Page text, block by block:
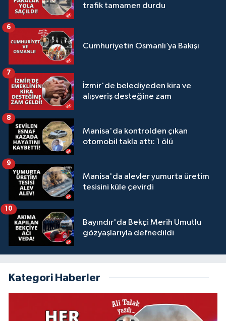
trafik tamamen durdu
Cumhuriyetin Osmanlı’ya Bakışı
6
İzmir'de belediyeden kira ve
alışveriş desteğine zam
7
Manisa'da kontrolden çıkan
otomobil takla attı: 1 ölü
8
Manisa'da alevler yumurta üretim
tesisini küle çevirdi
9
Bayındır'da Bekçi Merih Umutlu
gözyaşlarıyla defnedildi
10
Kategori Haberler